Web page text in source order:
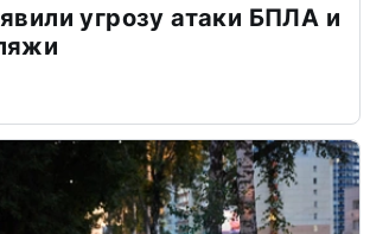
угрозу атаки БПЛА и